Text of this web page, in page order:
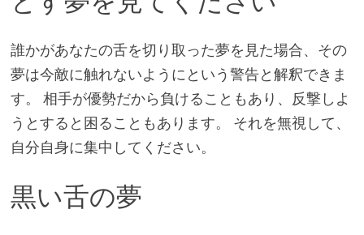
誰かがあなたの舌を切り取った夢を見た場合、その
夢は今敵に触れないようにという警告と解釈できま
す。 相手が優勢だから負けることもあり、反撃しよ
うとすると困ることもあります。 それを無視して、
自分自身に集中してください。
黒い舌の夢